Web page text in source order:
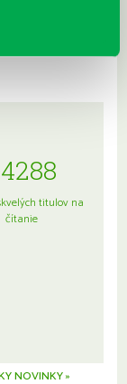
a etiketou
titulov na
čítanie
NOVINKY »